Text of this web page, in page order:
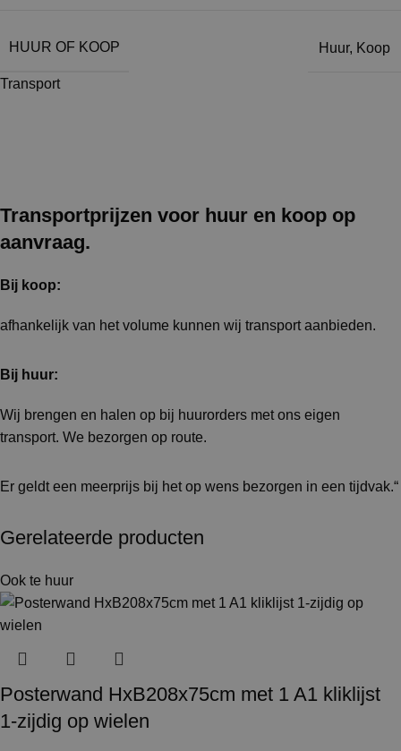
HUUR OF KOOP Huur, Koop
Transport
Transportprijzen voor huur en koop op
aanvraag.
Bij koop:
afhankelijk van het volume kunnen wij transport aanbieden.
Bij huur:
Wij brengen en halen op bij huurorders met ons eigen
transport. We bezorgen op route.
Er geldt een meerprijs bij het op wens bezorgen in een tijdvak.“
Gerelateerde producten
Ook te huur
Posterwand HxB208x75cm met 1 A1 kliklijst
1-zijdig op wielen